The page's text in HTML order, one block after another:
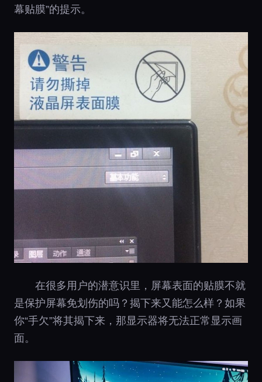
幕贴膜”的提示。
在很多用户的潜意识里，屏幕表面的贴膜不就
是保护屏幕免划伤的吗？揭下来又能怎么样？如果
你“手欠”将其揭下来，那显示器将无法正常显示画
面。